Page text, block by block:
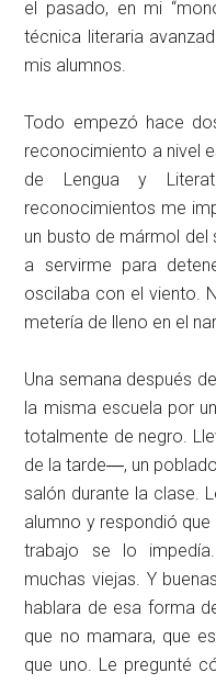
el pasado, en mi
técnica literaria
mis alumnos.
Todo empezó hace
reconocimiento a nivel
de Lengua y
reconocimientos me
un busto de mármol
a servirme para
oscilaba con el viento.
metería de lleno en el
Una semana después
la misma escuela por
totalmente de negro.
de la tarde―, un
salón durante la clase.
alumno y respondió que
trabajo se lo
muchas viejas. Y
hablara de esa forma
que no mamara, que
que uno. Le pregunté